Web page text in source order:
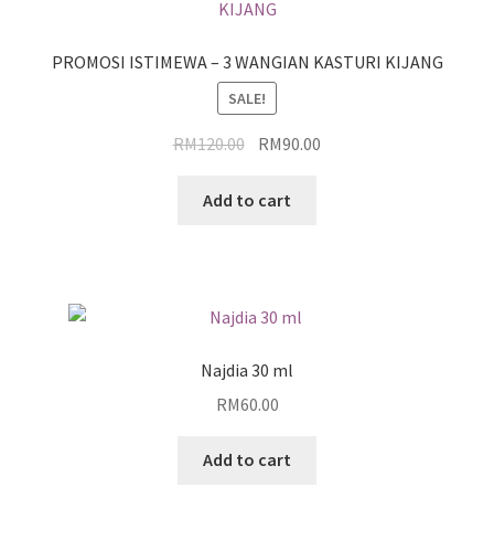
PROMOSI ISTIMEWA – 3 WANGIAN KASTURI KIJANG
SALE!
RM120.00 RM90.00
Add to cart
Najdia 30 ml
RM60.00
Add to cart